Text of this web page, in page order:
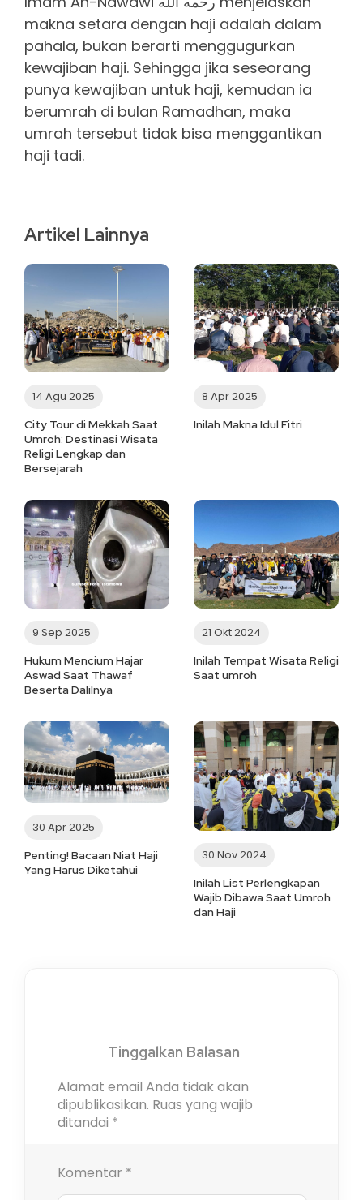
makna setara dengan haji adalah dalam
pahala, bukan berarti menggugurkan
kewajiban haji. Sehingga jika seseorang
punya kewajiban untuk haji, kemudan ia
berumrah di bulan Ramadhan, maka
umrah tersebut tidak bisa menggantikan
haji tadi.
Artikel Lainnya
14 Agu 2025
City Tour di Mekkah Saat
Umroh: Destinasi Wisata
Religi Lengkap dan
Bersejarah
8 Apr 2025
Inilah Makna Idul Fitri
9 Sep 2025
Hukum Mencium Hajar
Aswad Saat Thawaf
Beserta Dalilnya
21 Okt 2024
Inilah Tempat Wisata Religi
Saat umroh
30 Apr 2025
Penting! Bacaan Niat Haji
Yang Harus Diketahui
30 Nov 2024
Inilah List Perlengkapan
Wajib Dibawa Saat Umroh
dan Haji
Tinggalkan Balasan
Alamat email Anda tidak akan
dipublikasikan. Ruas yang wajib
ditandai *
Komentar *